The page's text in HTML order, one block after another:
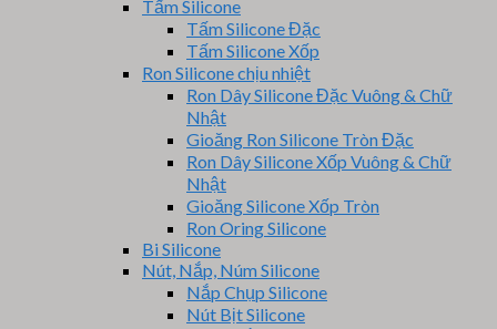
Tấm Silicone
Tấm Silicone Đặc
Tấm Silicone Xốp
Ron Silicone chịu nhiệt
Ron Dây Silicone Đặc Vuông & Chữ
Nhật
Gioăng Ron Silicone Tròn Đặc
Ron Dây Silicone Xốp Vuông & Chữ
Nhật
Gioăng Silicone Xốp Tròn
Ron Oring Silicone
Bi Silicone
Nút, Nắp, Núm Silicone
Nắp Chụp Silicone
Nút Bịt Silicone